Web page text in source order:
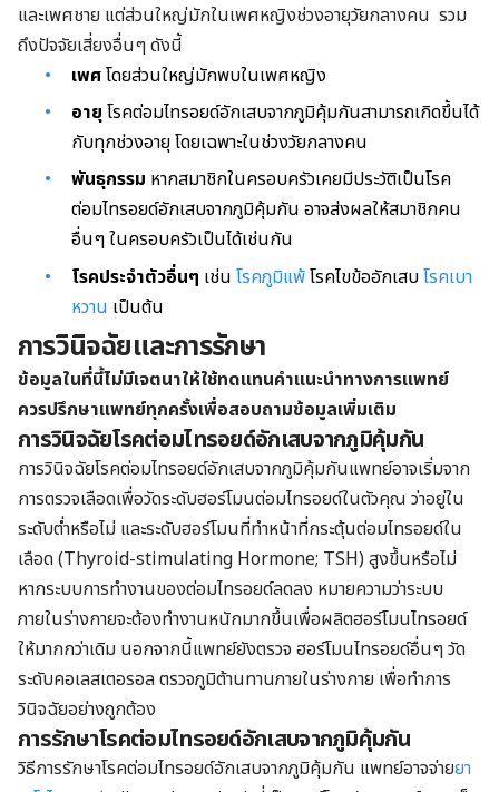
และเพศชาย แต่ส่วนใหญ่มักในเพศหญิงช่วงอายุวัยกลางคน รวม
ถึงปัจจัยเสี่ยงอื่นๆ ดังนี้
เพศโดยส่วนใหญ่มักพบในเพศหญิง
อายุโรคต่อมไทรอยด์อักเสบจากภูมิคุ้มกันสามารถเกิดขึ้นได้
กับทุกช่วงอายุ โดยเฉพาะในช่วงวัยกลางคน
พันธุกรรม หากสมาชิกในครอบครัวเคยมีประวัติเป็นโรค
ต่อมไทรอยด์อักเสบจากภูมิคุ้มกัน อาจส่งผลให้สมาชิกคน
อื่นๆ ในครอบครัวเป็นได้เช่นกัน
โรคประจำตัวอื่นๆ เช่น โรคภูมิแพ้โรคไขข้ออักเสบโรคเบา
หวาน เป็นต้น
การวินิจฉัยและการรักษา
ข้อมูลในที่นี้ไม่มีเจตนาให้ใช้ทดแทนคำแนะนำทางการแพทย์
ควรปรึกษาแพทย์ทุกครั้งเพื่อสอบถามข้อมูลเพิ่มเติม
การวินิจฉัยโรคต่อมไทรอยด์อักเสบจากภูมิคุ้มกัน
การวินิจฉัยโรคต่อมไทรอยด์อักเสบจากภูมิคุ้มกันแพทย์อาจเริ่มจาก
การตรวจเลือดเพื่อวัดระดับฮอร์โมนต่อมไทรอยด์ในตัวคุณ ว่าอยู่ใน
ระดับต่ำหรือไม่ และระดับฮอร์โมนที่ทำหน้าที่กระตุ้นต่อมไทรอยด์ใน
เลือด (Thyroid-stimulating Hormone; TSH) สูงขึ้นหรือไม่
หากระบบการทำงานของต่อมไทรอยด์ลดลง หมายความว่าระบบ
ภายในร่างกายจะต้องทำงานหนักมากขึ้นเพื่อผลิตฮอร์โมนไทรอยด์
ให้มากกว่าเดิม นอกจากนี้แพทย์ยังตรวจ ฮอร์โมนไทรอยด์อื่นๆ วัด
ระดับคอเลสเตอรอล ตรวจภูมิต้านทานภายในร่างกาย เพื่อทำการ
วินิจฉัยอย่างถูกต้อง
การรักษาโรคต่อมไทรอยด์อักเสบจากภูมิคุ้มกัน
วิธีการรักษาโรคต่อมไทรอยด์อักเสบจากภูมิคุ้มกัน แพทย์อาจจ่ายยา